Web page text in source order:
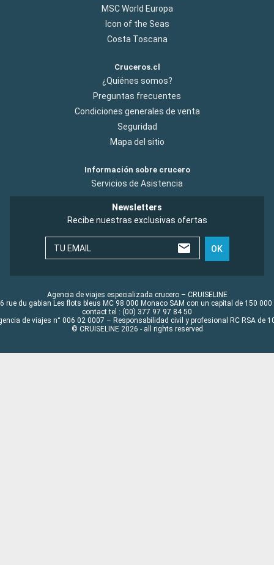
MSC World Europa
Icon of the Seas
Costa Toscana
Cruceros.cl
¿Quiénes somos?
Preguntas frecuentes
Condiciones generales de venta
Seguridad
Mapa del sitio
Información sobre crucero
Servicios de Asistencia
Newsletters
Recibe nuestras exclusivas ofertas
TU EMAIL OK
Agencia de viajes especializada crucero – CRUISELINE
rue du gabian Les flots bleus MC 98 000 Monaco SAM con un capital de 150 000
contact tel : (00) 377 97 97 84 50
de viajes n° 006 02 0007 – Responsabilidad civil y profesional RC RSA de
© CRUISELINE 2026 - all rights reserved